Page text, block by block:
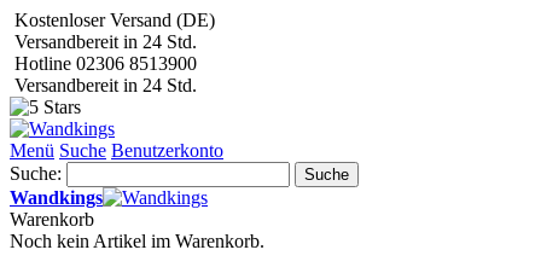
Kostenloser Versand (DE)
Versandbereit in 24 Std.
Hotline 02306 8513900
Versandbereit in 24 Std.
Menü Suche Benutzerkonto
Suche:
Suche
Wandkings
Warenkorb
Noch kein Artikel im Warenkorb.